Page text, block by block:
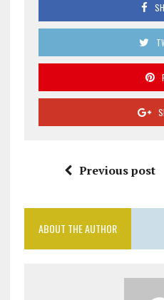
Previous post
ABOUT THE AUTHOR